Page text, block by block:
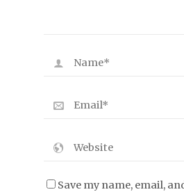
Save my name, email,